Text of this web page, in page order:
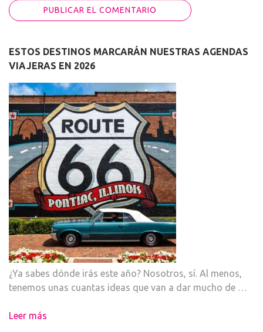
ESTOS DESTINOS MARCARÁN NUESTRAS AGENDAS
VIAJERAS EN 2026
¿Ya sabes dónde irás este año? Nosotros, sí. Al menos,
tenemos unas cuantas ideas que van a dar mucho de …
Leer más